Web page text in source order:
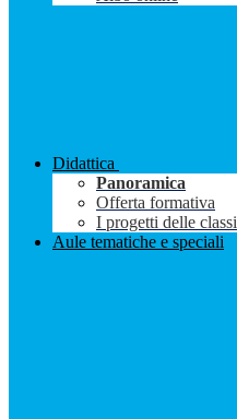
Didattica
Panoramica
Offerta formativa
I progetti delle classi
Aule tematiche e speciali